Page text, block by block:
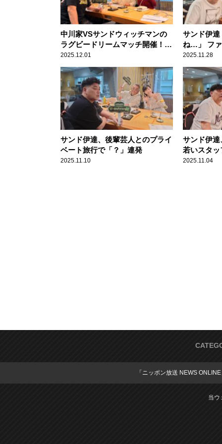
中川家VSサンドウィッチマンの
ラグビードリームマッチ開催！？
中川家からの提案もサンド富澤は
とある事情から出場辞退？
2025.12.01
サンド伊
ね…」 ファ
もまさか
2025.11.28
サンド伊達、後輩芸人とのプライ
ベート旅行で「？」連発
2025.11.10
サンド伊
若いスタ
木」への想
2025.11.04
「ニッポン放送 NEWS
当ウ